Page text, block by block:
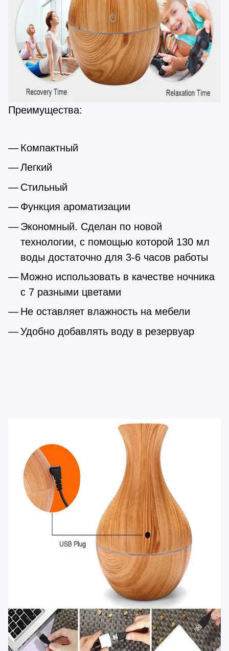
Преимущества:
Компактный
Легкий
Стильный
Функция ароматизации
Экономный. Сделан по новой
технологии, с помощью которой 130 мл
воды достаточно для 3-6 часов работы
Можно использовать в качестве ночника
с 7 разными цветами
Не оставляет влажность на мебели
Удобно добавлять воду в резервуар